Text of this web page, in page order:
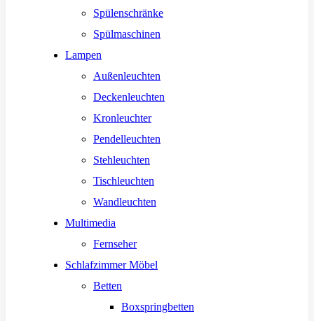
Spülenschränke
Spülmaschinen
Lampen
Außenleuchten
Deckenleuchten
Kronleuchter
Pendelleuchten
Stehleuchten
Tischleuchten
Wandleuchten
Multimedia
Fernseher
Schlafzimmer Möbel
Betten
Boxspringbetten